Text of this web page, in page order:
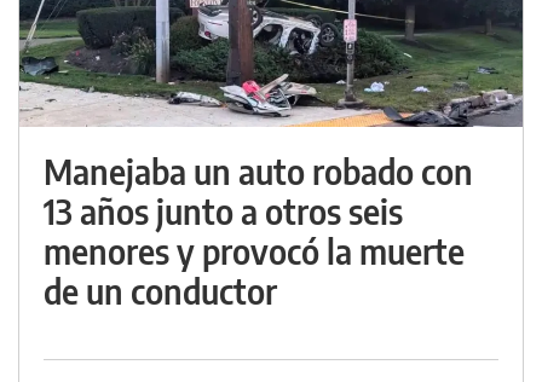
Manejaba un auto robado con
13 años junto a otros seis
menores y provocó la muerte
de un conductor